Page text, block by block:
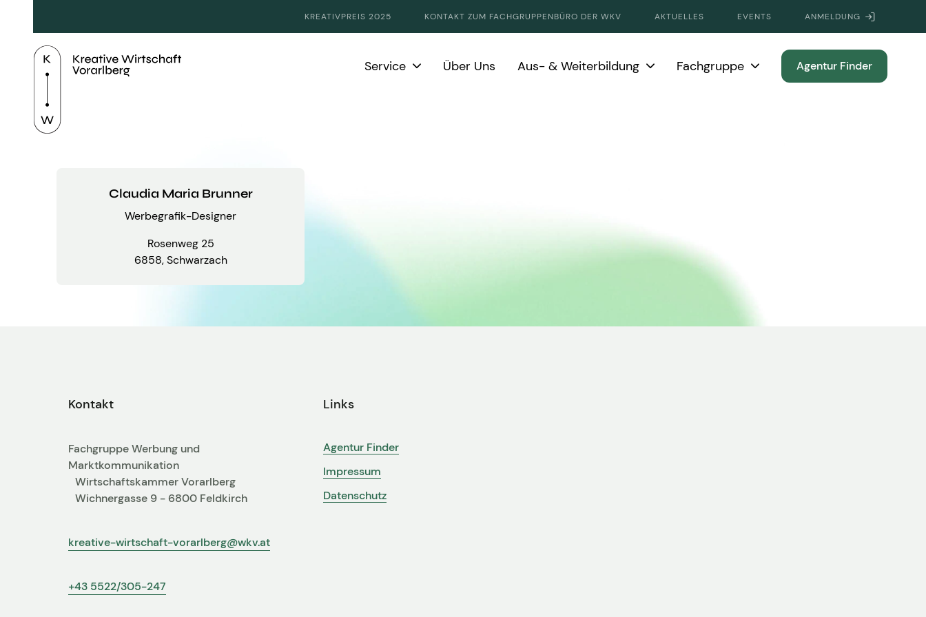
ANMELDUNG
KREATIVPREIS 2025 KONTAKT ZUM FACHGRUPPENBÜRO DER WKV AKTUELLES EVENTS
Service Über Uns Aus- & Weiterbildung Fachgruppe Agentur Finder
Claudia Maria Brunner
Werbegrafik-Designer
Rosenweg 25
6858, Schwarzach
Kontakt
Fachgruppe Werbung und
Marktkommunikation
Wirtschaftskammer Vorarlberg
Wichnergasse 9 - 6800 Feldkirch
kreative-wirtschaft-vorarlberg@wkv.at
+43 5522/305-247
Links
Agentur Finder
Impressum
Datenschutz